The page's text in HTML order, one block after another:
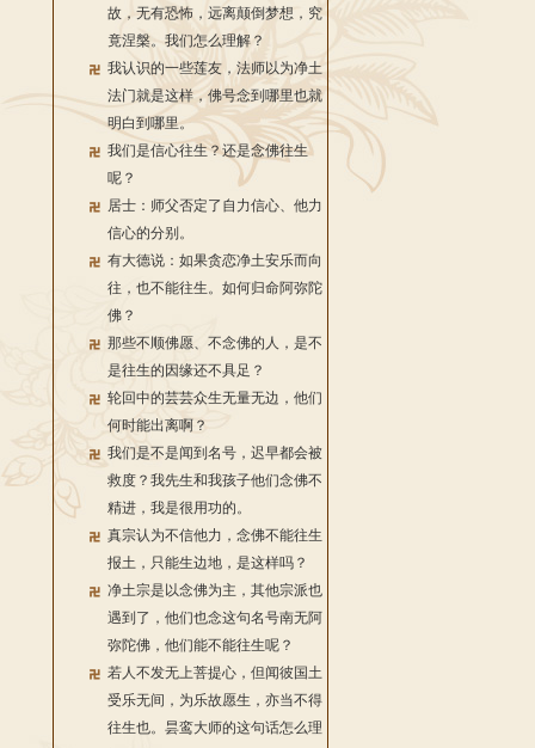
故，无有恐怖，远离颠倒梦想，究
竟涅槃。我们怎么理解？
我认识的一些莲友，法师以为净土
法门就是这样，佛号念到哪里也就
明白到哪里。
我们是信心往生？还是念佛往生
呢？
居士：师父否定了自力信心、他力
信心的分别。
有大德说：如果贪恋净土安乐而向
往，也不能往生。如何归命阿弥陀
佛？
那些不顺佛愿、不念佛的人，是不
是往生的因缘还不具足？
轮回中的芸芸众生无量无边，他们
何时能出离啊？
我们是不是闻到名号，迟早都会被
救度？我先生和我孩子他们念佛不
精进，我是很用功的。
真宗认为不信他力，念佛不能往生
报土，只能生边地，是这样吗？
净土宗是以念佛为主，其他宗派也
遇到了，他们也念这句名号南无阿
弥陀佛，他们能不能往生呢？
若人不发无上菩提心，但闻彼国土
受乐无间，为乐故愿生，亦当不得
往生也。昙鸾大师的这句话怎么理